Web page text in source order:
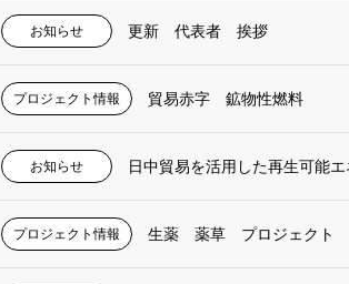
お知らせ 更新 代表者 挨拶
プロジェクト情報 貿易赤字 鉱物性燃料
お知らせ 日中貿易を活用した再生可能
プロジェクト情報 生薬 薬草 プロジェクト